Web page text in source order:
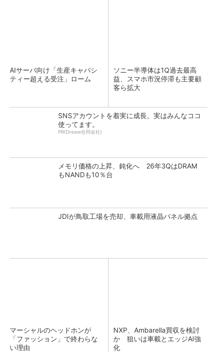
AIサーバ向け「生産キャパシ
ティー超える受注」ローム
ソニー半導体は1Q過去最高
益、スマホ市況停滞も主要顧
客ら拡大
SNSアカウントを着実に成長。実はみんなココ
使ってます。
PR(Dreaw合同会社)
メモリ価格の上昇、鈍化へ 26年3QはDRAM
もNANDも10％台
JDIが鳥取工場を売却、車載用液晶パネル拠点
マーシャルのヘッドホンが
「ファッション」で終わらな
い理由
NXP、Ambarella買収を検討
か 狙いは車載とエッジAI強
化